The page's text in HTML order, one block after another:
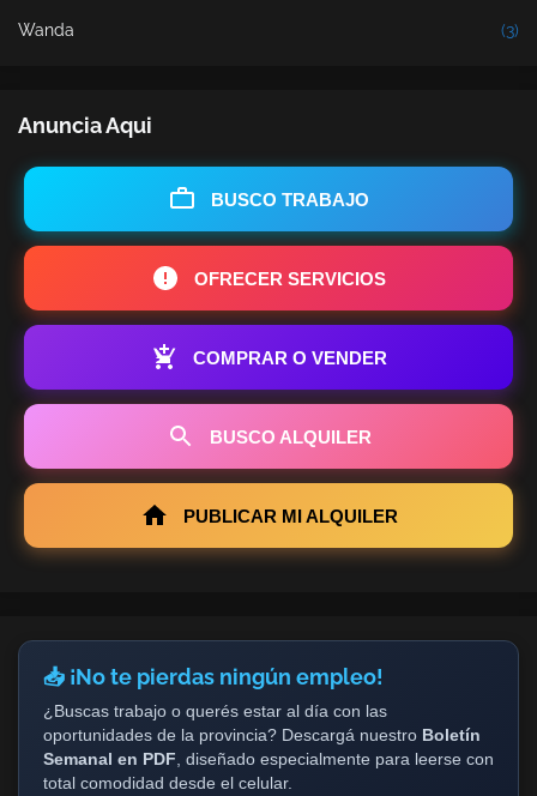
Wanda (3)
Anuncia Aqui
BUSCO TRABAJO
OFRECER SERVICIOS
COMPRAR O VENDER
BUSCO ALQUILER
PUBLICAR MI ALQUILER
📥 ¡No te pierdas ningún empleo!
¿Buscas trabajo o querés estar al día con las
oportunidades de la provincia? Descargá nuestro Boletín
Semanal en PDF, diseñado especialmente para leerse con
total comodidad desde el celular.